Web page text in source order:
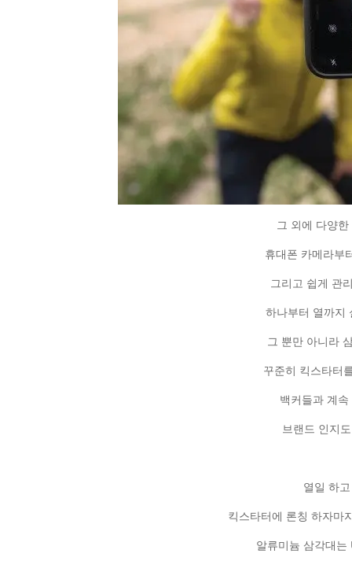
그 외에 다양
휴대폰 카메라부
그리고 쉽게 관
하나부터 열까지
그 뿐만 아니라
꾸준히 킥스타터
백커들과 계
브랜드 인지
열일 하고
킥스타터에 론칭 하자마
알류미늄 삼각대